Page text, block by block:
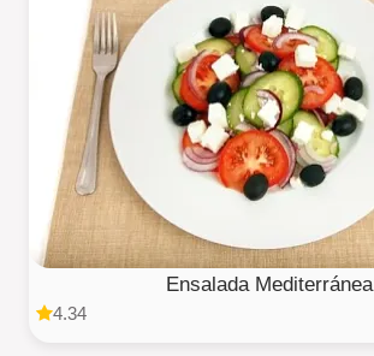
Ensalada Mediterránea
4.34